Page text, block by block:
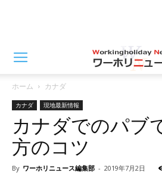
ホーム カナダ
カナダ 現地最新情報
カナダでのパブ
方のコツ
By ワーホリニュース編集部 - 2019年7月2日